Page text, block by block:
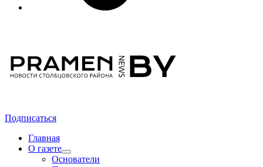
Подписаться
Главная
О газете
Основатели